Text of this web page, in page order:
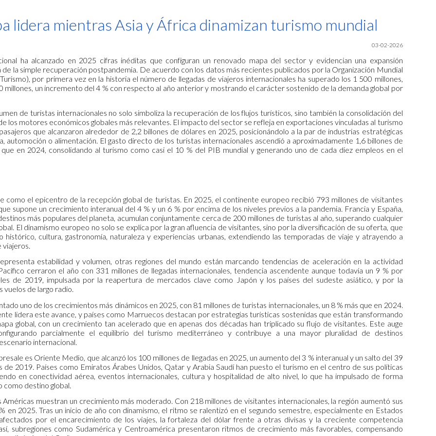
to main content Skip to navigation
lidera mientras Asia y África dinamizan turismo mundial
03-02-2026
ha alcanzado en 2025 cifras inéditas que configuran un renovado mapa del sector y evidencian una expansión
de la simple recuperación postpandemia. De acuerdo con los datos más recientes publicados por la Organización Mundial
por primera vez en la historia el número de llegadas de viajeros internacionales ha superado los 1 500 millones,
millones, un incremento del 4 % con respecto al año anterior y mostrando el carácter sostenido de la demanda global por
de turistas internacionales no solo simboliza la recuperación de los flujos turísticos, sino también la consolidación del
los motores económicos globales más relevantes. El impacto del sector se refleja en exportaciones vinculadas al turismo
que alcanzaron alrededor de 2,2 billones de dólares en 2025, posicionándolo a la par de industrias estratégicas
automoción o alimentación. El gasto directo de los turistas internacionales ascendió a aproximadamente 1,6 billones de
en 2024, consolidando al turismo como casi el 10 % del PIB mundial y generando uno de cada diez empleos en el
como el epicentro de la recepción global de turistas. En 2025, el continente europeo recibió 793 millones de visitantes
supone un crecimiento interanual del 4 % y un 6 % por encima de los niveles previos a la pandemia. Francia y España,
más populares del planeta, acumulan conjuntamente cerca de 200 millones de turistas al año, superando cualquier
El dinamismo europeo no solo se explica por la gran afluencia de visitantes, sino por la diversificación de su oferta, que
histórico, cultura, gastronomía, naturaleza y experiencias urbanas, extendiendo las temporadas de viaje y atrayendo a
viajeros.
estabilidad y volumen, otras regiones del mundo están marcando tendencias de aceleración en la actividad
cerraron el año con 331 millones de llegadas internacionales, tendencia ascendente aunque todavía un 9 % por
de 2019, impulsada por la reapertura de mercados clave como Japón y los países del sudeste asiático, y por la
vuelos de largo radio.
uno de los crecimientos más dinámicos en 2025, con 81 millones de turistas internacionales, un 8 % más que en 2024.
lidera este avance, y países como Marruecos destacan por estrategias turísticas sostenidas que están transformando
global, con un crecimiento tan acelerado que en apenas dos décadas han triplicado su flujo de visitantes. Este auge
parcialmente el equilibrio del turismo mediterráneo y contribuye a una mayor pluralidad de destinos
internacional.
es Oriente Medio, que alcanzó los 100 millones de llegadas en 2025, un aumento del 3 % interanual y un salto del 39
de 2019. Países como Emiratos Árabes Unidos, Qatar y Arabia Saudí han puesto el turismo en el centro de sus políticas
en conectividad aérea, eventos internacionales, cultura y hospitalidad de alto nivel, lo que ha impulsado de forma
como destino global.
Américas muestran un crecimiento más moderado. Con 218 millones de visitantes internacionales, la región aumentó sus
en 2025. Tras un inicio de año con dinamismo, el ritmo se ralentizó en el segundo semestre, especialmente en Estados
por el encarecimiento de los viajes, la fortaleza del dólar frente a otras divisas y la creciente competencia
subregiones como Sudamérica y Centroamérica presentaron ritmos de crecimiento más favorables, compensando